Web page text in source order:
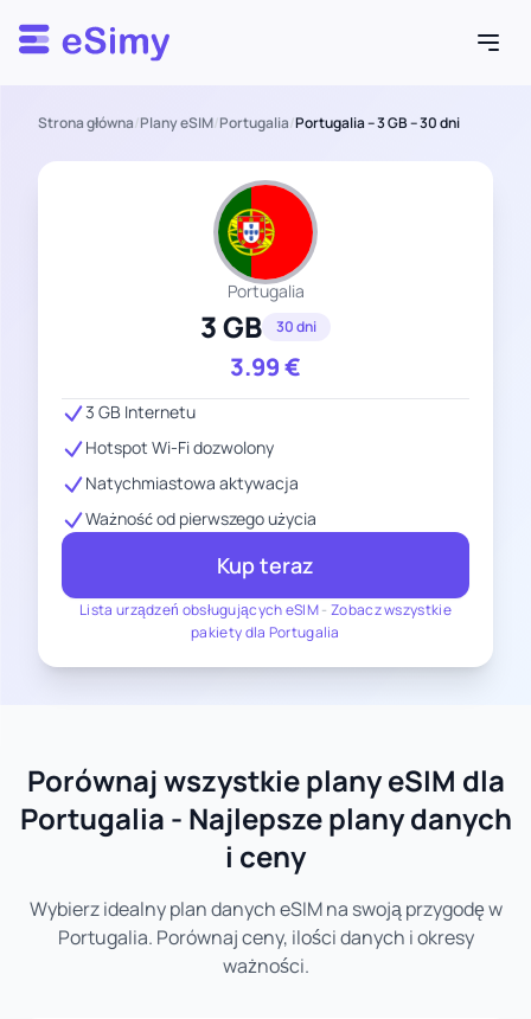
Esimy
Strona główna/Plany eSIM/Portugalia/Portugalia – 3 GB – 30 dni
Portugalia
3 GB 30 dni
3.99€
Lista urządzeń obsługujących eSIM- Zobacz wszystkie
pakiety dla Portugalia
3 GB Internetu
Hotspot Wi-Fi dozwolony
Natychmiastowa aktywacja
Ważność od pierwszego użycia
Kup teraz
Porównaj wszystkie plany eSIM dla
Portugalia - Najlepsze plany danych
i ceny
Wybierz idealny plan danych eSIM na swoją przygodę w
Portugalia. Porównaj ceny, ilości danych i okresy
ważności.